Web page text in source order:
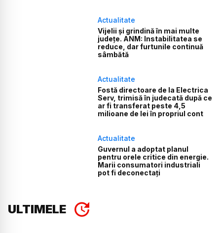
Actualitate
Vijelii și grindină în mai multe
județe. ANM: Instabilitatea se
reduce, dar furtunile continuă
sâmbătă
Actualitate
Fostă directoare de la Electrica
Serv, trimisă în judecată după ce
ar fi transferat peste 4,5
milioane de lei în propriul cont
Actualitate
Guvernul a adoptat planul
pentru orele critice din energie.
Marii consumatori industriali
pot fi deconectați
ULTIMELE